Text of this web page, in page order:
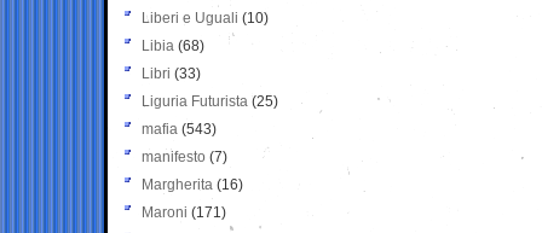
Liberi e Uguali (10)
Libia (68)
Libri (33)
Liguria Futurista (25)
mafia (543)
manifesto (7)
Margherita (16)
Maroni (171)